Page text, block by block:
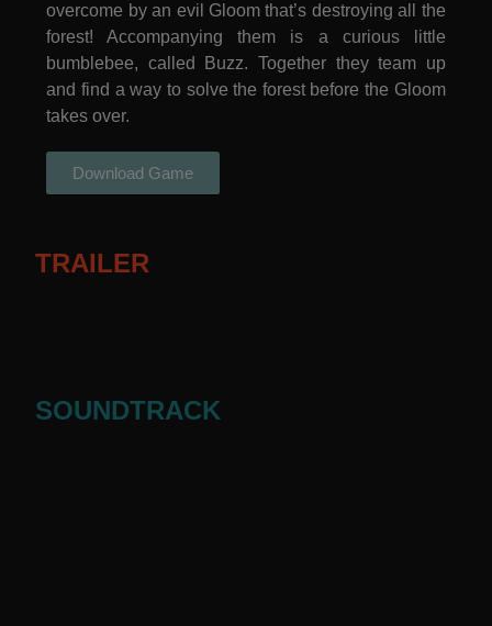
overcome by an evil Gloom that’s destroying all the
forest! Accompanying them is a curious little
bumblebee, called Buzz. Together they team up
and find a way to solve the forest before the Gloom
takes over.
Download Game
TRAILER
SOUNDTRACK